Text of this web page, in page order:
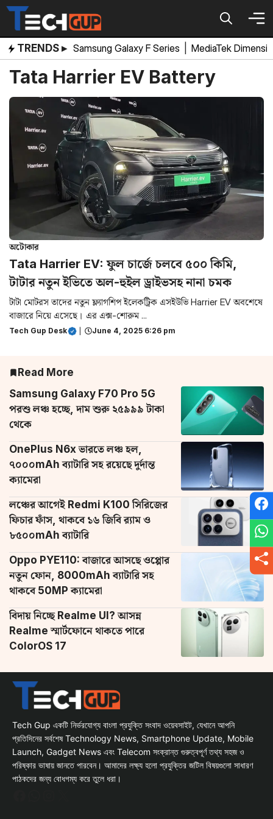
Skip
content
TRENDS ▸ Samsung Galaxy F Series MediaTek
Tata Harrier EV Battery
অটোকার
Tata Harrier EV: ফুল চার্জে চলবে ৫০০ কিমি,
টাটার নতুন ইভিতে অল-হুইল ড্রাইভসহ নানা চমক
টাটা মোটরস তাদের নতুন ফ্ল্যাগশিপ ইলেকট্রিক এসইউভি Harrier EV অবশেষে
বাজারে নিয়ে এসেছে। এর এক্স-শোরুম ...
Tech Gup Desk June 4, 2025 6:26 pm
Read More
Samsung Galaxy F70 Pro 5G
পরশু লঞ্চ হচ্ছে, দাম শুরু ২৫৯৯৯ টাকা
থেকে
OnePlus N6x ভারতে লঞ্চ হল,
৭০০০mAh ব্যাটারি সহ রয়েছে দুর্দান্ত
ক্যামেরা
লঞ্চের আগেই Redmi K100 সিরিজের
ফিচার ফাঁস, থাকবে ১৬ জিবি র‌্যাম ও
৮৫০০mAh ব্যাটারি
Oppo PYE110: বাজারে আসছে ওপ্পোর
নতুন ফোন, 8000mAh ব্যাটারি সহ
থাকবে 50MP ক্যামেরা
বিদায় নিচ্ছে Realme UI? আসন্ন
Realme স্মার্টফোনে থাকতে পারে
ColorOS 17
Tech Gup একটি নির্ভরযোগ্য বাংলা প্রযুক্তি সংবাদ ওয়েবসাইট, যেখানে আপনি
প্রতিদিনের সর্বশেষ Technology News, Smartphone Update, Mobile
Launch, Gadget News এবং Telecom সংক্রান্ত গুরুত্বপূর্ণ তথ্য সহজ ও
পরিষ্কার ভাষায় জানতে পারবেন। আমাদের লক্ষ্য হলো প্রযুক্তির জটিল বিষয়গুলো সাধারণ
পাঠকদের জন্য বোধগম্য করে তুলে ধরা।